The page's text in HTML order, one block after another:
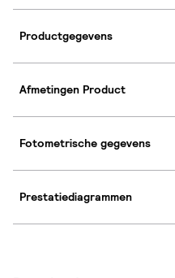
Productgegevens
Afmetingen Product
Fotometrische gegevens
Prestatiediagrammen